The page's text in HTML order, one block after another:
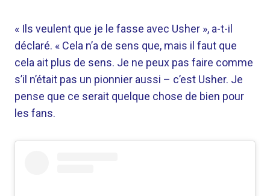
« Ils veulent que je le fasse avec Usher », a-t-il
déclaré. « Cela n’a de sens que, mais il faut que
cela ait plus de sens. Je ne peux pas faire comme
s’il n’était pas un pionnier aussi – c’est Usher. Je
pense que ce serait quelque chose de bien pour
les fans.